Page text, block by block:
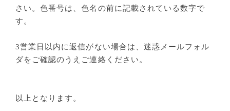
さい。色番号は、色名の前に記載されている数字で
す。
3営業日以内に返信がない場合は、迷惑メールフォル
ダをご確認のうえご連絡ください。
以上となります。